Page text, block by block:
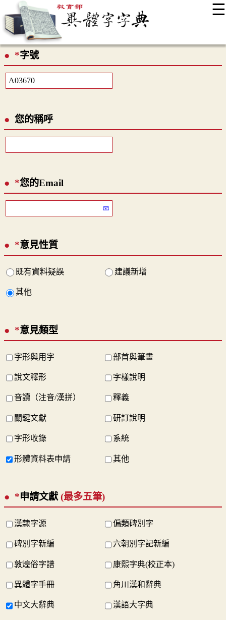
☰
最新消息
*字號
您的稱呼
*您的Email
*意見性質
既有資料疑誤 建議新增
其他
*意見類型
字形與用字 部首與筆畫
說文釋形 字樣說明
音讀（注音/漢拼） 釋義
關鍵文獻 研訂說明
字形收錄 系統
形體資料表申請 其他
*申請文獻(最多五筆)
漢隸字源 偏類碑別字
碑別字新編 六朝別字記新編
敦煌俗字譜 康熙字典(校正本)
異體字手冊 角川漢和辭典
中文大辭典 漢語大字典